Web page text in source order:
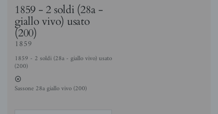
1859 - 2 soldi (28a -
giallo vivo) usato
(200)
1859
1859 - 2 soldi (28a - giallo vivo) usato
(200)
2
Sassone 28a giallo vivo (200)